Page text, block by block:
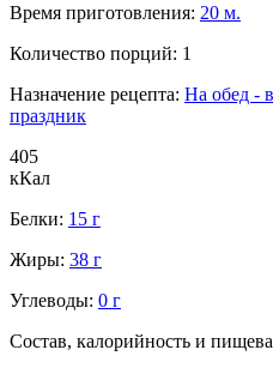
Время приготовления: 20 м.
Количество порций: 1
Назначение рецепта: На обед -
праздник
405
кКал
Белки: 15 г
Жиры: 38 г
Углеводы: 0 г
Состав, калорийность и